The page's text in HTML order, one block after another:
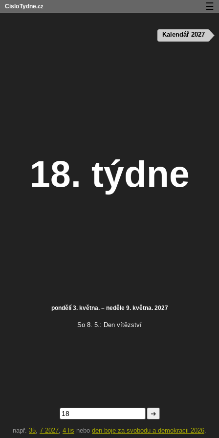
18. týdne
pondělí 3. května. – neděle 9. května. 2027
So 8. 5.: Den vítězství
➜
např. 35, 7 2027, 4 lis nebo den boje za svobodu a demokracii 2026.
Kalendář 2027
CisloTydne.cz ☰